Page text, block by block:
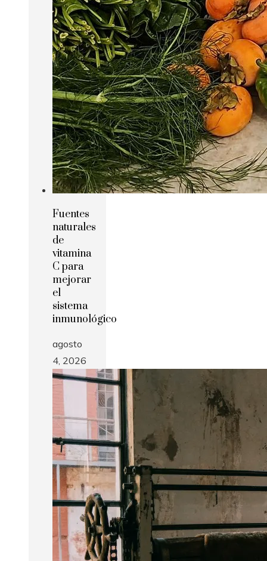
Fuentes
naturales
de
vitamina
C para
mejorar
el
sistema
inmunológico
agosto
4, 2026